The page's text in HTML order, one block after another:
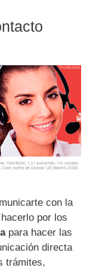
con la
por los
para hacer las
directa
trámites,